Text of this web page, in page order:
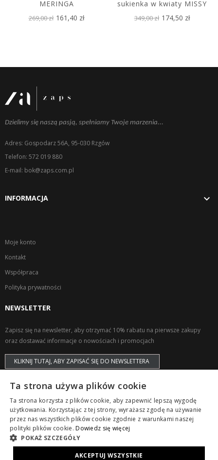
MERINGA
269,00 zł 161,40 zł
sukienka w kwiaty MISSY
349,00 zł 174,50 zł
Dzielimy się naszą pasją, spełniamy Twoje marzenia...
Adres: Gospodarz 56A, 95-030 Rzgów
Telefon: 572 019 880
E-mail: bok@zaps.com.pl
INFORMACJA 
Moje konto
Kontakt
Współpraca
Polityka prywatności
NEWSLETTER
Zapisz się na newsletter, aby otrzymać 10% rabatu na pierwsze zakupy
oraz dostawać informacje o nowościach i promocjach
KLIKNIJ TUTAJ, ABY ZAPISAĆ SIĘ DO NEWSLETTERA
Copyright © ZAPS. All Rights Reserved.
Ta strona używa plików cookie
Ta strona korzysta z plików cookie, aby zapewnić lepszą wygodę
użytkowania. Korzystając z tej strony, wyrażasz zgodę na używanie
przez nas wszystkich plików cookie zgodnie z warunkami naszej
polityki plików cookie.Dowiedz się więcej
POKAŻ SZCZEGÓŁY
AKCEPTUJ WSZYSTKIE